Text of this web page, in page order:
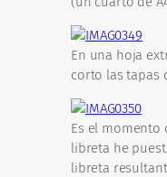
En una hoja
corto las tapas
Es el momento
libreta he
libreta